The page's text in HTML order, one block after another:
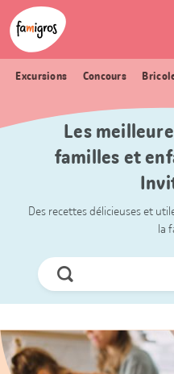
Signets
de
navigation
Header
Logo
Excursions Concours
Les
familles et
Des recettes délicieuses et
la
Chercher